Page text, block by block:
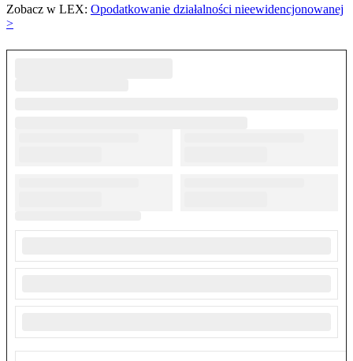
Zobacz w LEX: Opodatkowanie działalności nieewidencjonowanej
>